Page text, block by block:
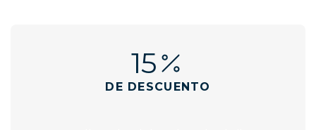
15
DE DESCUENTO